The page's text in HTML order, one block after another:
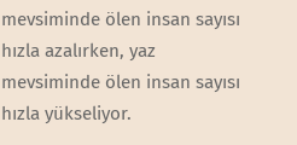
mevsiminde ölen insan sayısı
hızla azalırken, yaz
mevsiminde ölen insan sayısı
hızla yükseliyor.